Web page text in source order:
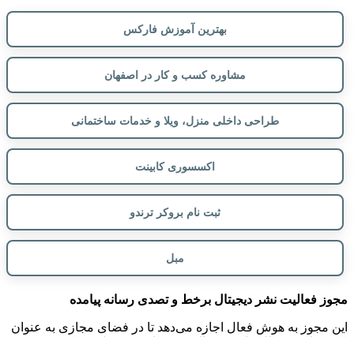
بهترین آموزش فارکس
مشاوره کسب و کار در اصفهان
طراحی داخلی منزل، ویلا و خدمات ساختمانی
اکسسوری کابینت
ثبت نام بروکر ترندو
مبل
مجوز فعالیت نشر دیجیتال برخط و تصدی رسانه پیامده
این مجوز به هوش فعال اجازه می‌دهد تا در فضای مجازی به عنوان